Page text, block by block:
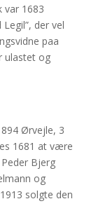
var 1683
der vel
paa
ulastet og
Ørvejle, 3
1681 at være
Bjerg
og
solgte den